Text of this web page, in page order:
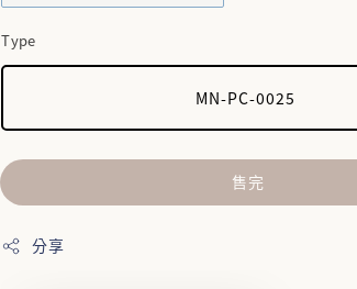
Type
MN-PC-0025
售完
分享